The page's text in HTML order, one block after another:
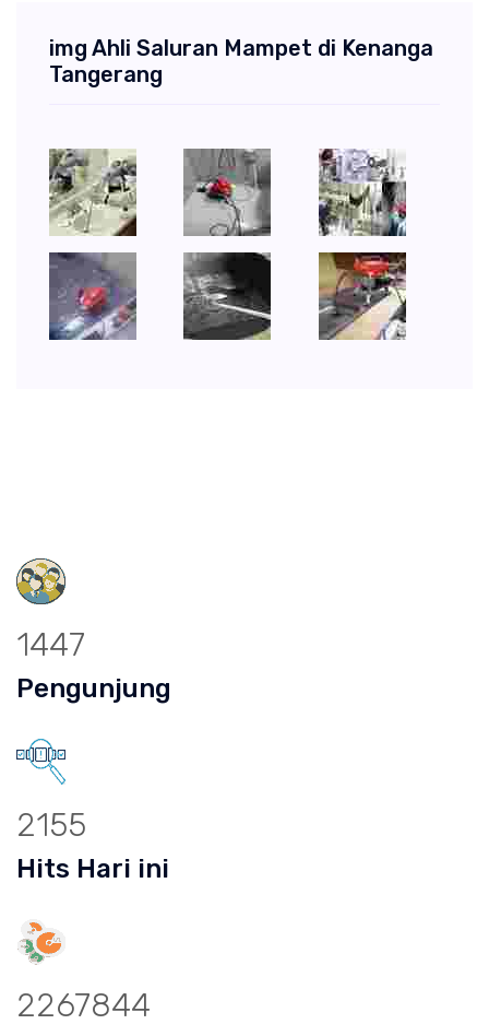
img Ahli Saluran Mampet di Kenanga
Tangerang
1447
Pengunjung
2155
Hits Hari ini
2267844